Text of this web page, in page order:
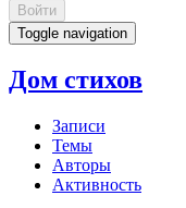
Войти
Toggle navigation
Дом стихов
Записи
Темы
Авторы
Активность